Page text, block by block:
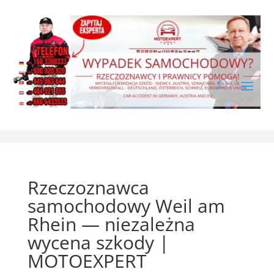
Rzeczoznawca
samochodowy Weil am
Rhein — niezależna
wycena szkody |
MOTOEXPERT